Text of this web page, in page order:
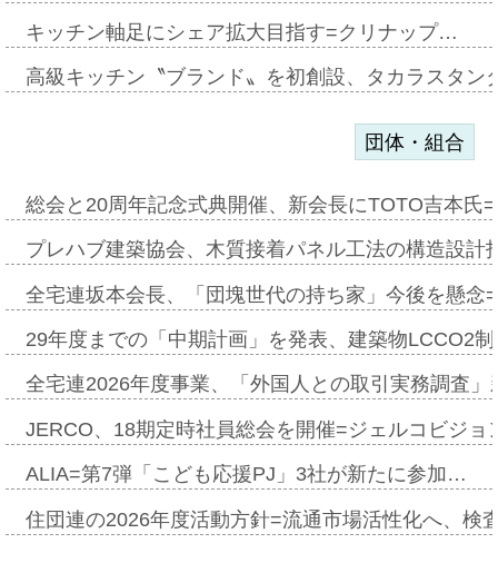
キッチン軸足にシェア拡大目指す=クリナップ…
高級キッチン〝ブランド〟を初創設、タカラスタ
団体・組合
総会と20周年記念式典開催、新会長にTOTO吉本氏
プレハブ建築協会、木質接着パネル工法の構造設
全宅連坂本会長、「団塊世代の持ち家」今後を懸
29年度までの「中期計画」を発表、建築物LCCO2
全宅連2026年度事業、「外国人との取引実務調査
JERCO、18期定時社員総会を開催=ジェルコビジ
ALIA=第7弾「こども応援PJ」3社が新たに参加…
住団連の2026年度活動方針=流通市場活性化へ、検